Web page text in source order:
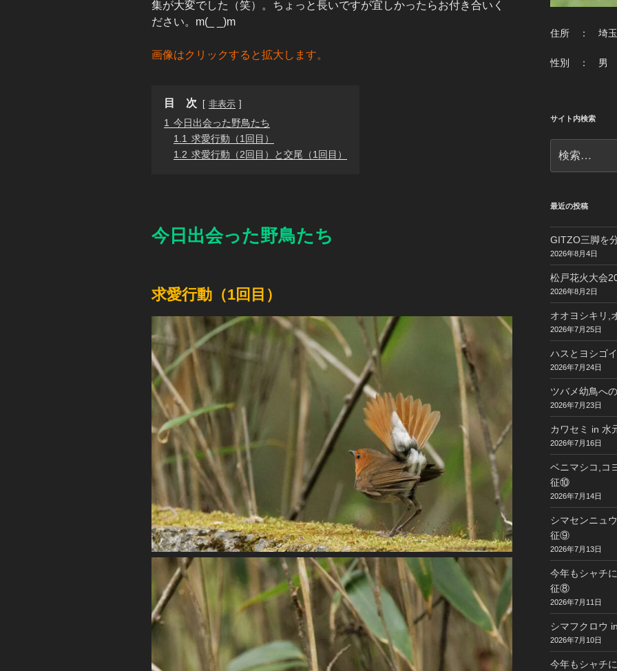
集が大変でした（笑）。ちょっと長いですが宜しかったらお付き合いく
ださい。m(_ _)m
画像はクリックすると拡大します。
目 次 非表示
1 今日出会った野鳥たち
1.1 求愛行動（1回目）
1.2 求愛行動（2回目）と交尾（1回目）
今日出会った野鳥たち
求愛行動（1回目）
住所 ： 埼玉
性別 ： 男
サイト内検索
索:
最近の投稿
GITZO三脚を
2026年8月4日
松戸花火大会
2026年8月2日
オオヨシキリ,
2026年7月25日
ハスとヨシゴ
2026年7月24日
ツバメ幼鳥へ
2026年7月23日
カワセミ in 水
2026年7月16日
ベニマシコ,コ
征⑩
2026年7月14日
シマセンニュ
征⑨
2026年7月13日
今年もシャチ
征⑧
2026年7月11日
シマフクロウ
2026年7月10日
今年もシャチ